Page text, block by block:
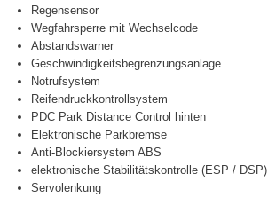
Regensensor
Wegfahrsperre mit Wechselcode
Abstandswarner
Geschwindigkeitsbegrenzungsanlage
Notrufsystem
Reifendruckkontrollsystem
PDC Park Distance Control hinten
Elektronische Parkbremse
Anti-Blockiersystem ABS
elektronische Stabilitätskontrolle (ESP / DSP)
Servolenkung